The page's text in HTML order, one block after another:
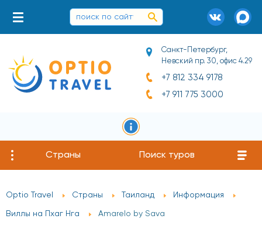
Санкт-Петербург,
Невский пр. 30, офис 4.29
+7 812 334 9178
+7 911 775 3000
Страны Поиск туров
Optio Travel Страны Таиланд Информация
Виллы на Пхаг Нга Amarelo by Sava